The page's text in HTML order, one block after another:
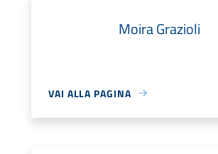
Moira Grazioli
VAI ALLA PAGINA